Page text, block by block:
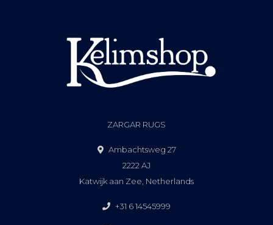
ZARGAR RUGS
Ambachtsweg 27
2222 AJ
Katwijk aan Zee, Netherlands
+31 6 14545999